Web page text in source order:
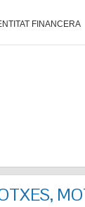
FINANCERA